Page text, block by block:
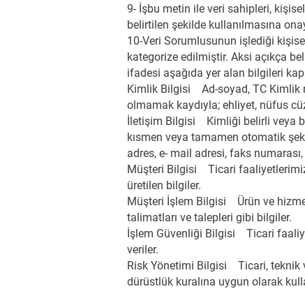
9- İşbu metin ile veri sahipleri,
belirtilen şekilde kullanılmasına
10-Veri Sorumlusunun işlediği
kategorize edilmiştir. Aksi açıkça
ifadesi aşağıda yer alan bilgileri
Kimlik Bilgisi Ad-soyad, TC Kimlik
olmamak kaydıyla; ehliyet, nüfus
İletişim Bilgisi Kimliği belirli veya
kısmen veya tamamen otomatik
adres, e- mail adresi, faks
Müşteri Bilgisi Ticari faaliyetlerimiz
üretilen bilgiler.
Müşteri İşlem Bilgisi Ürün ve
talimatları ve talepleri gibi bilgiler.
İşlem Güvenliği Bilgisi Ticari
veriler.
Risk Yönetimi Bilgisi Ticari, teknik
dürüstlük kuralına uygun olarak